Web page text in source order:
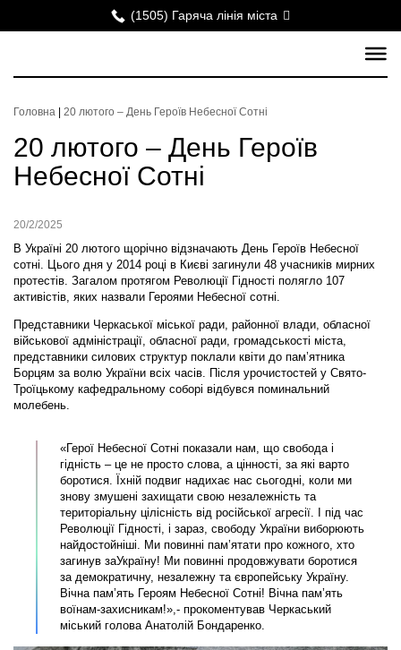
(1505) Гаряча лінія міста
Головна 20 лютого – День Героїв Небесної Сотні
20 лютого – День Героїв
Небесної Сотні
20/2/2025
В Україні 20 лютого щорічно відзначають День Героїв Небесної
сотні. Цього дня у 2014 році в Києві загинули 48 учасників мирних
протестів. Загалом протягом Революції Гідності полягло 107
активістів, яких назвали Героями Небесної сотні.
Представники Черкаської міської ради, районної влади, обласної
військової адміністрації, обласної ради, громадськості міста,
представники силових структур поклали квіти до пам’ятника
Борцям за волю України всіх часів. Після урочистостей у Свято-
Троїцькому кафедральному соборі відбувся поминальний
молебень.
«Герої Небесної Сотні показали нам, що свобода і
гідність – це не просто слова, а цінності, за які варто
боротися. Їхній подвиг надихає нас сьогодні, коли ми
знову змушені захищати свою незалежність та
територіальну цілісність від російської агресії. І під час
Революції Гідності, і зараз, свободу України виборюють
найдостойніші. Ми повинні пам’ятати про кожного, хто
загинув заУкраїну! Ми повинні продовжувати боротися
за демократичну, незалежну та європейську Україну.
Вічна пам’ять Героям Небесної Сотні! Вічна пам’ять
воїнам-захисникам!»,- прокоментував Черкаський
міський голова Анатолій Бондаренко.